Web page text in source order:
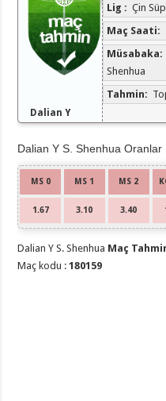
Dalian Y
Lig : Çin
Maç Saati:
Müsabaka:
Shenhua
Tahmin:
Dalian Y S. Shenhua Oranlar
MS 0 MS 1 MS 2
1.67 3.10 3.40
Dalian Y S. Shenhua Maç
Maç kodu :180159